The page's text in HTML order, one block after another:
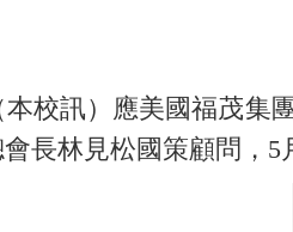
校訊）應美國福茂集
長林見松國策顧問，5